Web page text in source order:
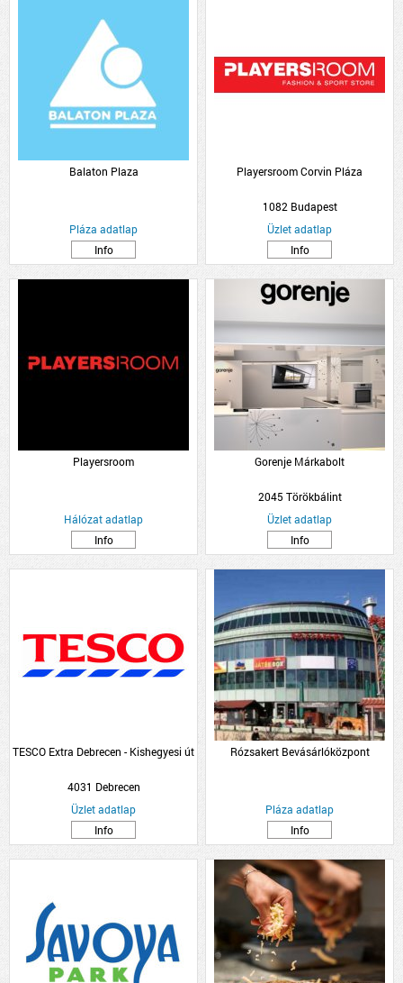
Balaton Plaza
Pláza adatlap
Info
Playersroom Corvin Pláza
1082 Budapest
Üzlet adatlap
Info
Playersroom
Hálózat adatlap
Info
Gorenje Márkabolt
2045 Törökbálint
Üzlet adatlap
Info
TESCO Extra Debrecen - Kishegyesi út
4031 Debrecen
Üzlet adatlap
Info
Rózsakert Bevásárlóközpont
Pláza adatlap
Info